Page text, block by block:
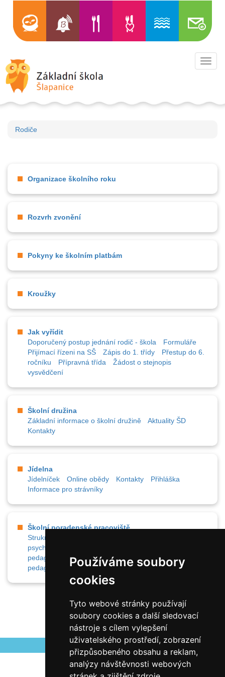
Používáme soubory
cookies
Tyto webové stránky používají
soubory cookies a další sledovací
nástroje s cílem vylepšení
uživatelského prostředí, zobrazení
přizpůsobeného obsahu a reklam,
analýzy návštěvnosti webových
Rodiče
Organizace školního roku
Rozvrh zvonění
Pokyny ke školním platbám
Kroužky
Jak vyřídit
Doporučený postup jednání rodič - škola
Formuláře
Přijímací řízeni na SŠ
Zápis do 1. třídy
Přestup do 6.
ročníku
Přípravná třída
Žádost o stejnopis
vysvědčení
Školní družina
Základní informace o školní družině
Aktuality ŠD
Kontakty
Jídelna
Jídelníček
Online obědy Kontakty
Přihláška
Informace pro strávníky
Školní poradenské pracoviště
Strukrura Školního poradenského pracoviště
psychologové
pedagogové
Školní metodici prevence
Sociální
pedagogové
Aktuálně